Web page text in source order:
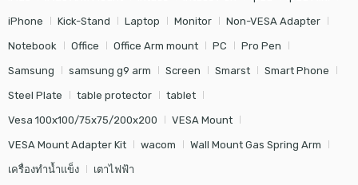
iPhone Kick-Stand Laptop Monitor Non-VESA Adapter
Notebook Office Office Arm mount PC Pro Pen
Samsung samsung g9 arm Screen Smarst Smart Phone
Steel Plate table protector tablet
Vesa 100x100/75x75/200x200 VESA Mount
VESA Mount Adapter Kit wacom Wall Mount Gas Spring Arm
เครื่องทำน้ำแข็ง เตาไฟฟ้า